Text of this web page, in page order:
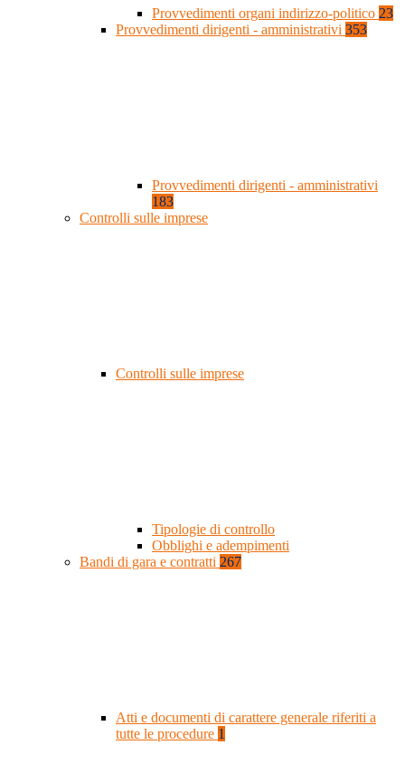
Provvedimenti organi indirizzo-politico 23
Provvedimenti dirigenti - amministrativi 353
Provvedimenti dirigenti - amministrativi
183
Controlli sulle imprese
Controlli sulle imprese
Tipologie di controllo
Obblighi e adempimenti
Bandi di gara e contratti 267
Atti e documenti di carattere generale riferiti a
tutte le procedure 1